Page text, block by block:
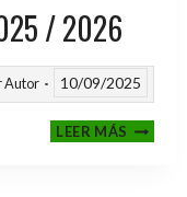
/ 2026
Autor 10/09/2025
LEER MÁS